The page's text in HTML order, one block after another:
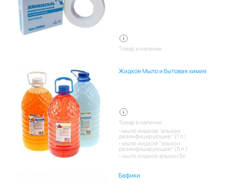
Товар в наличии
Жидкое Мыло и бытовая химия
Товар в наличии:
мыло жидкое "альхон
дезинфицирующее" (1 л.)
мыло жидкое "альхон
дезинфицирующее" (5 л.)
мыло жидкое альхон 5л
Бафики